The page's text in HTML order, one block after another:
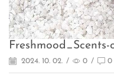
2024. 10. 02. / 0 / 0